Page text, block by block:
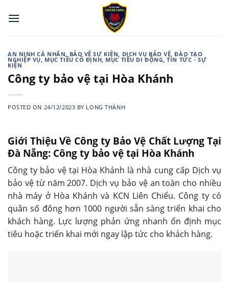
AN NINH CÁ NHÂN, BẢO VỆ SỰ KIỆN, DỊCH VỤ BẢO VỆ,ĐÀO TẠO
NGHIỆP VỤ, MỤC TIÊU CỐ ĐỊNH, MỤC TIÊU DI ĐỘNG,TIN TỨC - SỰ
KIỆN
Công ty bảo vệ tại Hòa Khánh
POSTED ON 24/12/2023 BY LONG THÀNH
Giới Thiệu Về Công ty Bảo Vệ Chất Lượng Tại
Đà Nẵng: Công ty bảo vệ tại Hòa Khánh
Công ty bảo vệ tại Hòa Khánh là nhà cung cấp Dịch vụ
bảo vệ từ năm 2007. Dịch vụ bảo vệ an toàn cho nhiều
nhà máy ở Hòa Khánh và KCN Liên Chiểu. Công ty có
quân số đông hơn 1000 người sẵn sàng triển khai cho
khách hàng. Lực lượng phản ứng nhanh ổn định mục
tiêu hoặc triển khai mới ngay lập tức cho khách hàng.